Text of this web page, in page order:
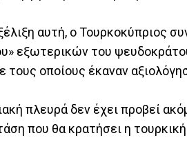
αυτή, ο Τουρκοκύπριος
εξωτερικών του
τους οποίους έκαναν
πλευρά δεν έχει προβεί
που θα κρατήσει η